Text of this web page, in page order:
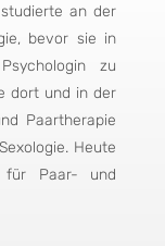
studierte an der
bevor sie in
zu
dort und in der
Paartherapie
Heute
für Paar- und